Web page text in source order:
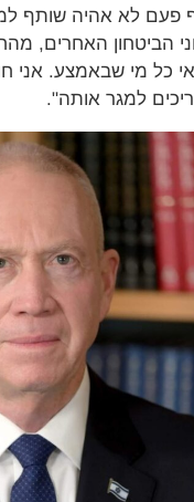
לא אהיה שותף למצב
האחרים,
מי שבאמצע. אני
למגר אותה".